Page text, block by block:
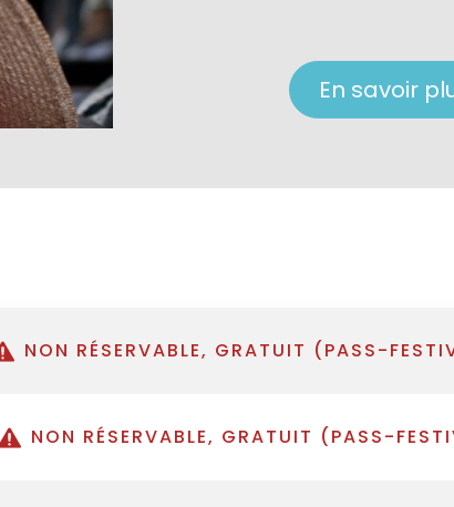
En savoir
NON RÉSERVABLE, GRATUIT (PASS-
NON RÉSERVABLE, GRATUIT (PASS-